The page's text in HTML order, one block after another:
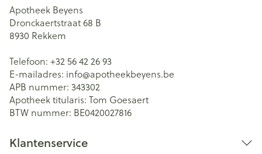
Apotheek Beyens
Dronckaertstraat 68 B
8930 Rekkem
Telefoon: +32 56 42 26 93
E-mailadres: info@apotheekbeyens.be
APB nummer: 343302
Apotheek titularis: Tom Goesaert
BTW nummer: BE0420027816
Klantenservice